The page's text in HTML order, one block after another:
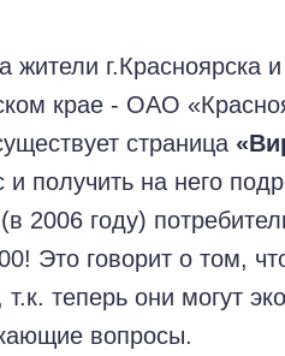
жители г.Красноярска
крае - ОАО
страница
получить на него
2006 году)
Это говорит о том,
теперь они могут
вопросы.